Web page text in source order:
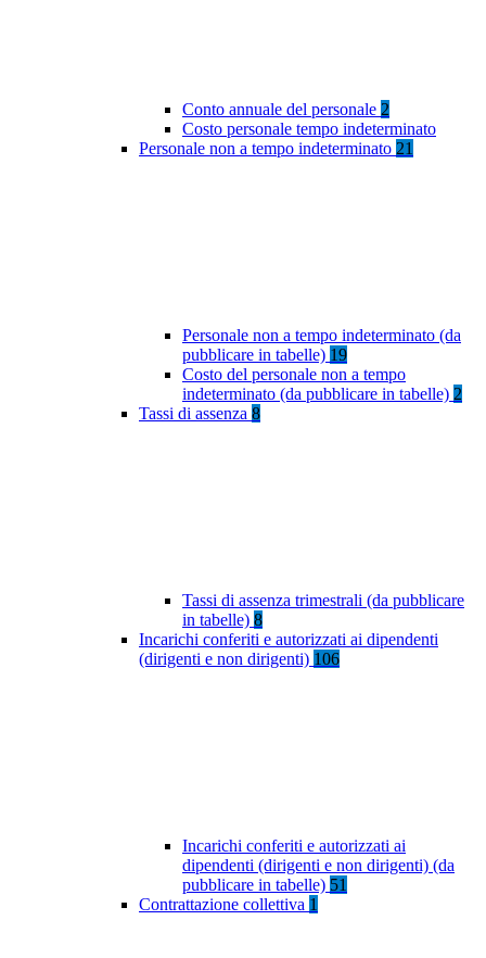
Conto annuale del personale 2
Costo personale tempo indeterminato
Personale non a tempo indeterminato 21
Personale non a tempo indeterminato (da
pubblicare in tabelle) 19
Costo del personale non a tempo
indeterminato (da pubblicare in tabelle) 2
Tassi di assenza 8
Tassi di assenza trimestrali (da pubblicare
in tabelle) 8
Incarichi conferiti e autorizzati ai dipendenti
(dirigenti e non dirigenti) 106
Incarichi conferiti e autorizzati ai
dipendenti (dirigenti e non dirigenti) (da
pubblicare in tabelle) 51
Contrattazione collettiva 1